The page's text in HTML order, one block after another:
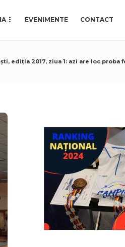
EVENIMENTE CONTACT
ediția 2017, ziua 1: azi are loc proba